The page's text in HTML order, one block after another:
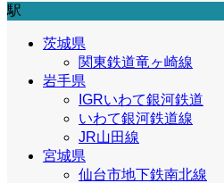
駅
茨城県
関東鉄道竜ヶ崎線
岩手県
IGRいわて銀河鉄道
いわて銀河鉄道線
JR山田線
宮城県
仙台市地下鉄南北線